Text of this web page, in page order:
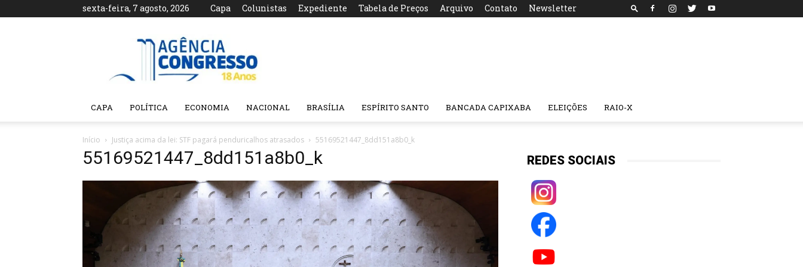
sexta-feira, 7 agosto, 2026 Capa Colunistas Expediente Tabela de Preços Arquivo Contato Newsletter
Agência
CAPA POLÍTICA ECONOMIA NACIONAL BRASÍLIA ESPÍRITO SANTO BANCADA CAPIXABA ELEIÇÕES RAIO-X
Início Justiça acima da lei: STF pagará penduricalhos atrasados 55169521447_8dd151a8b0_k
55169521447_8dd151a8b0_k REDES SOCIAIS